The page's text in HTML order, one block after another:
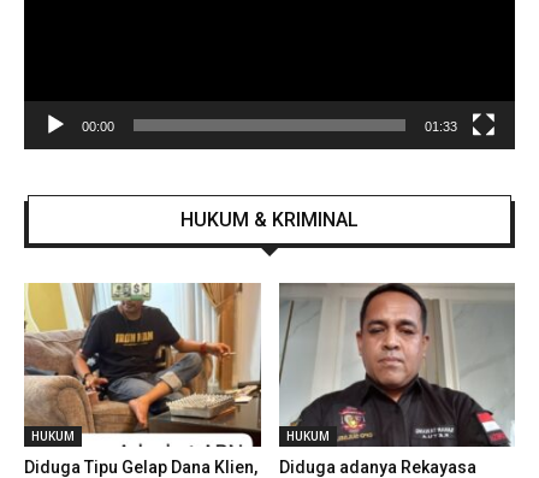
00:00 01:33
HUKUM & KRIMINAL
HUKUM
Diduga Tipu Gelap Dana Klien,
HUKUM
Diduga adanya Rekayasa